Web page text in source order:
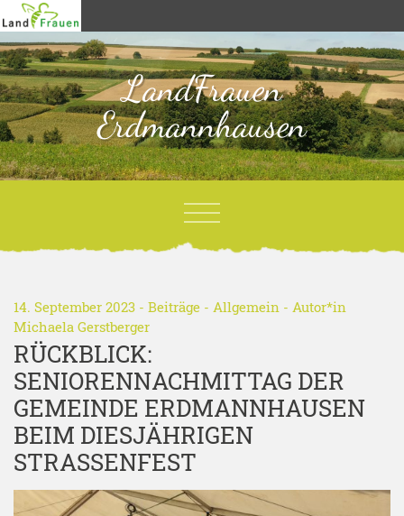
LandFrauen
Erdmannhausen
14. September 2023 - Beiträge - Allgemein - Autor*in
Michaela Gerstberger
RÜCKBLICK:
SENIORENNACHMITTAG DER
GEMEINDE ERDMANNHAUSEN
BEIM DIESJÄHRIGEN
STRASSENFEST